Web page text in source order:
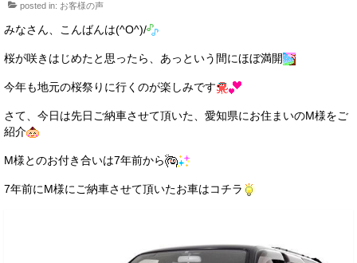
エムズオート
サービス・保証
posted in: お客様の声
みなさん、こんばんは(^O^)/
桜が咲きはじめたと思ったら、あっという間にほぼ満開
今年も地元の桜祭りに行くのが楽しみです
さて、今日は先日ご納車させて頂いた、愛知県にお住まいのM様をご
紹介
M様とのお付き合いは7年前から
7年前にM様にご納車させて頂いたお車はコチラ